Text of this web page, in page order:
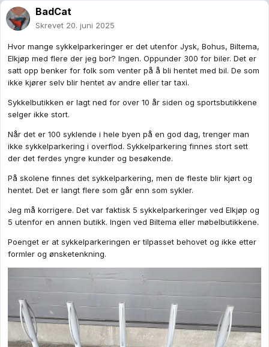
BadCat
Skrevet 20. juni 2025
Hvor mange sykkelparkeringer er det utenfor Jysk, Bohus, Biltema,
Elkjøp med flere der jeg bor? Ingen. Oppunder 300 for biler. Det er
satt opp benker for folk som venter på å bli hentet med bil. De som
ikke kjører selv blir hentet av andre eller tar taxi.
Sykkelbutikken er lagt ned for over 10 år siden og sportsbutikkene
selger ikke stort.
Når det er 100 syklende i hele byen på en god dag, trenger man
ikke sykkelparkering i overflod. Sykkelparkering finnes stort sett
der det ferdes yngre kunder og besøkende.
På skolene finnes det sykkelparkering, men de fleste blir kjørt og
hentet. Det er langt flere som går enn som sykler.
Jeg må korrigere. Det var faktisk 5 sykkelparkeringer ved Elkjøp og
5 utenfor en annen butikk. Ingen ved Biltema eller møbelbutikkene.
Poenget er at sykkelparkeringen er tilpasset behovet og ikke etter
formler og ønsketenkning.